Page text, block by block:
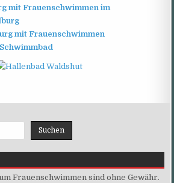
mit Frauenschwimmen im
mit Frauenschwimmen
Suchen
Frauenschwimmen sind ohne Gewähr.